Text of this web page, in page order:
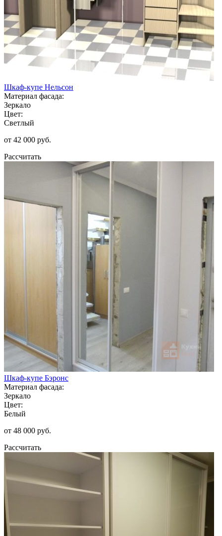
Шкаф-купе Нельсон
Материал фасада:
Зеркало
Цвет:
Светлый
от 42 000 руб.
Рассчитать
Шкаф-купе Бэронс
Материал фасада:
Зеркало
Цвет:
Белый
от 48 000 руб.
Рассчитать